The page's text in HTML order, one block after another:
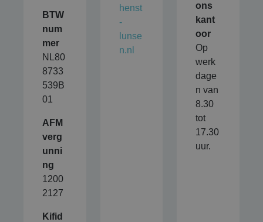
BTW
num
mer
NL80
8733
539B
01
AFM
verg
unni
ng
1200
2127
Kifid
henst
-
lunse
n.nl
ons
kant
oor
Op
werk
dage
n van
8.30
tot
17.30
uur.